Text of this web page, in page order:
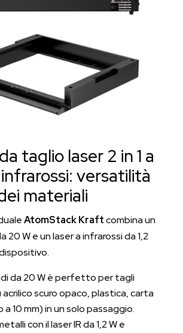
taglio laser 2 in 1 a
versatilità
materiali
AtomStack Kraftcombina un
20 W e un laser a infrarossi da 1,2
da 20 W è perfetto per tagli
scuro opaco, plastica, carta
a 10 mm) in un solo passaggio.
con il laser IR da 1,2 W e